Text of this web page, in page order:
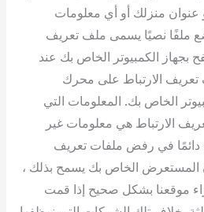
عنوان منزلك أو أي معلومات
ملفًا نصيًا يسمى ملف تعريف
بجهاز الكمبيوتر الخاص بك عند
تعريف الارتباط على محرك
الخاص بك. المعلومات التي
الارتباط هي معلومات غير
في رفض ملفات تعريف
المستعرض الخاص بك يسمح بذلك ،
موقعنا بشكل صحيح إذا قمت